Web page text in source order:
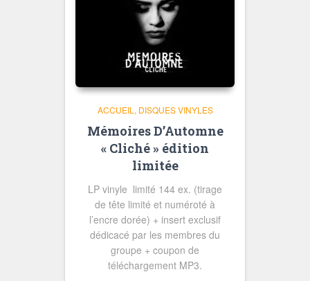
ACCUEIL DISQUES VINYLES
Mémoires D’Automne
« Cliché » édition
limitée
LP vinyle limité 144 ex. (tirage
de tête limité et numéroté à
l’encre dorée) + insert exclusif
dédicacé par les membres du
groupe + coupon de
téléchargement MP3.